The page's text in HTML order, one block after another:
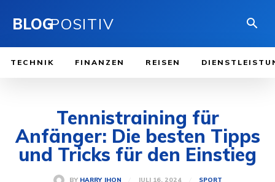
BLOGPOSITIV
TECHNIK FINANZEN REISEN
Tennistraining für
Anfänger: Die besten Tipps
und Tricks für den Einstieg
BY HARRY JHON JULI 16, 2024 SPORT